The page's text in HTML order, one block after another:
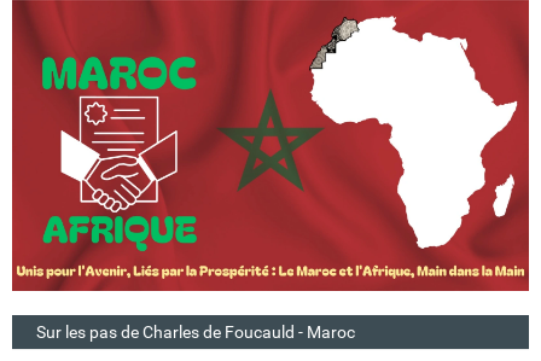
Sur les pas de Charles de Foucauld - Maroc